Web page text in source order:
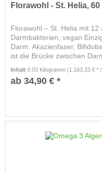
Florawohl - St. Helia,
Florawohl – St. Helia mit 12
Darmbakterien, vegan
Darm. Akazienfaser,
ist die Brücke zwischen
Inhalt0.03 Kilogramm(1.163,33 € *
ab 34,90 € *